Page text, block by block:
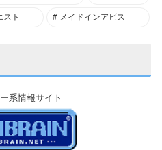
スト メイドインアビス
系情報サイト